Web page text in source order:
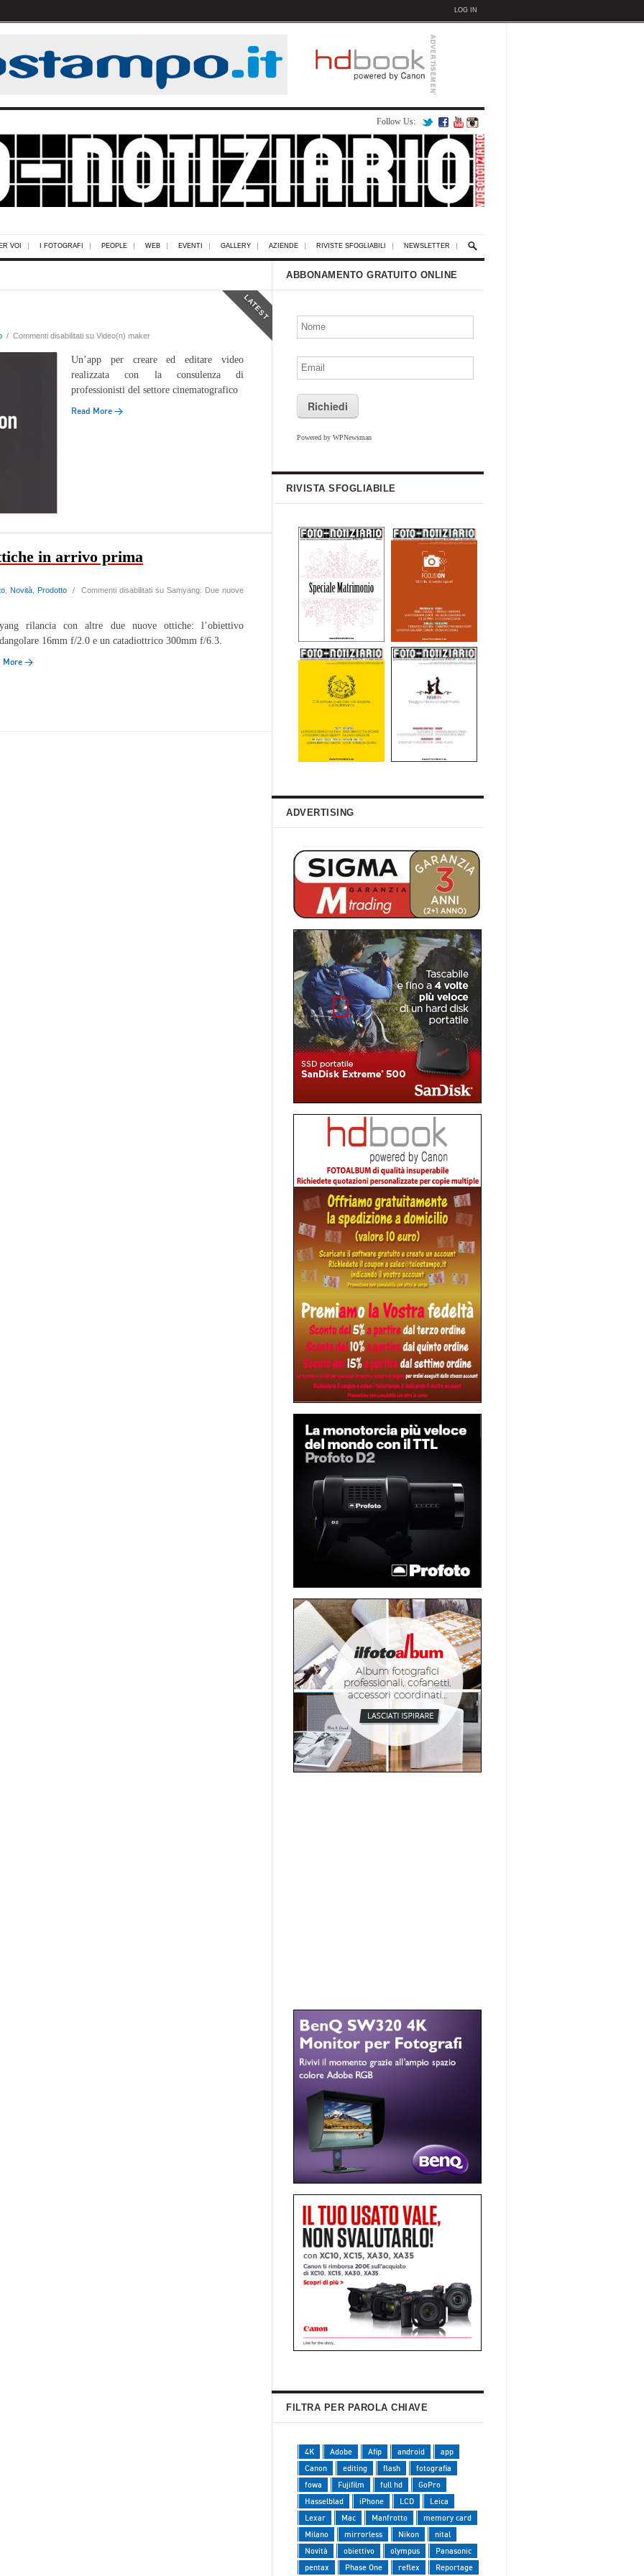
LOG IN
Follow Us:
VOI I FOTOGRAFI PEOPLE WEB EVENTI GALLERY AZIENDE RIVISTE SFOGLIABILI NEWSLETTER
LATEST
/ Commenti disabilitati su Video(n) maker
Un’app per creare ed editare video
realizzata con la consulenza di
professionisti del settore cinematografico
Read More →
in arrivo prima
,Novità ,Prodotto / Commenti disabilitatisu Samyang: Due nuove
rilancia con altre due nuove ottiche: l’obiettivo
16mm f/2.0 e un catadiottrico 300mm f/6.3.
More →
ABBONAMENTO GRATUITO ONLINE
Richiedi
Powered by WPNewsman
RIVISTA SFOGLIABILE
ADVERTISING
FILTRA PER PAROLA CHIAVE
4K Adobe Afip android
app
Canon
editing flash
fotografia
fowa
Fujifilm full hd
GoPro
Hasselblad
iPhone LCD
Leica
Lexar
Mac Manfrotto
memory card
Milano
mirrorless Nikon
nital
Novità
obiettivo olympus
Panasonic
pentax
Phase One reflex Reportage